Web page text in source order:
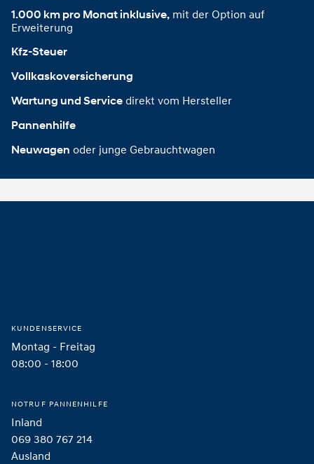
1.000 km pro Monat inklusive, mit der Option auf
Erweiterung
Kfz-Steuer
Vollkaskoversicherung
Wartung und Service direkt vom Hersteller
Pannenhilfe
Neuwagen oder junge Gebrauchtwagen
KUNDENSERVICE
Montag - Freitag
08:00 - 18:00
NOTRUF PANNENHILFE
Inland
069 380 767 214
Ausland